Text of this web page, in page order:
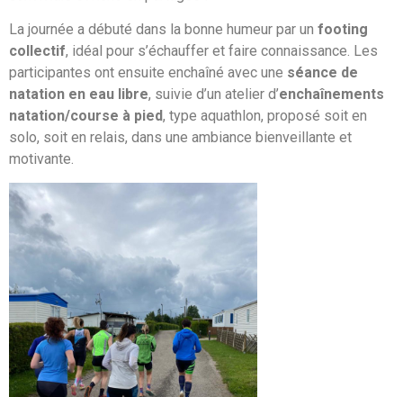
La journée a débuté dans la bonne humeur par un footing
collectif, idéal pour s’échauffer et faire connaissance. Les
participantes ont ensuite enchaîné avec une séance de
natation en eau libre, suivie d’un atelier d’enchaînements
natation/course à pied, type aquathlon, proposé soit en
solo, soit en relais, dans une ambiance bienveillante et
motivante.